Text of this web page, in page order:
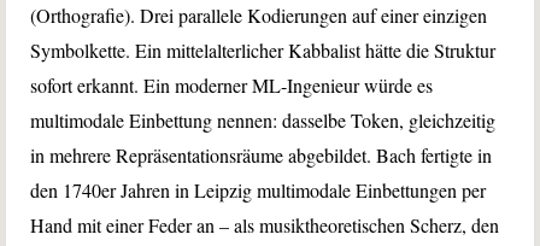
(Orthografie). Drei parallele Kodierungen auf einer einzigen
Symbolkette. Ein mittelalterlicher Kabbalist hätte die Struktur
sofort erkannt. Ein moderner ML-Ingenieur würde es
multimodale Einbettung nennen: dasselbe Token, gleichzeitig
in mehrere Repräsentationsräume abgebildet. Bach fertigte in
den 1740er Jahren in Leipzig multimodale Einbettungen per
Hand mit einer Feder an – als musiktheoretischen Scherz, den